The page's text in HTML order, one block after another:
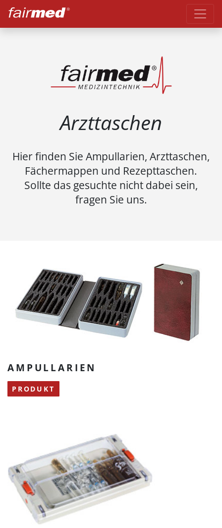
Arzttaschen
Hier finden Sie Ampullarien, Arzttaschen,
Fächermappen und Rezepttaschen.
Sollte das gesuchte nicht dabei sein,
fragen Sie uns.
AMPULLARIEN
PRODUKT